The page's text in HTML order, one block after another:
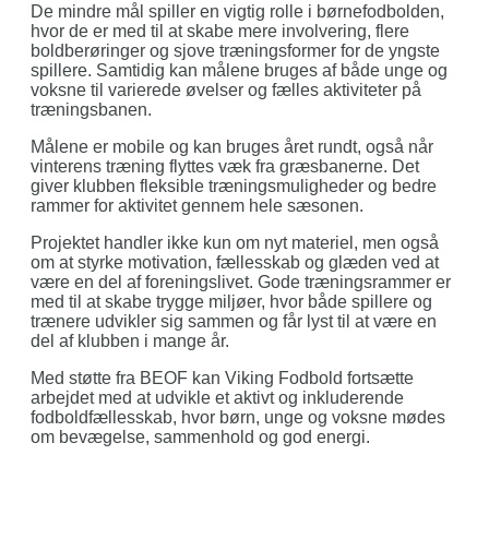
De mindre mål spiller en vigtig rolle i børnefodbolden,
hvor de er med til at skabe mere involvering, flere
boldberøringer og sjove træningsformer for de yngste
spillere. Samtidig kan målene bruges af både unge og
voksne til varierede øvelser og fælles aktiviteter på
træningsbanen.
Målene er mobile og kan bruges året rundt, også når
vinterens træning flyttes væk fra græsbanerne. Det
giver klubben fleksible træningsmuligheder og bedre
rammer for aktivitet gennem hele sæsonen.
Projektet handler ikke kun om nyt materiel, men også
om at styrke motivation, fællesskab og glæden ved at
være en del af foreningslivet. Gode træningsrammer er
med til at skabe trygge miljøer, hvor både spillere og
trænere udvikler sig sammen og får lyst til at være en
del af klubben i mange år.
Med støtte fra BEOF kan Viking Fodbold fortsætte
arbejdet med at udvikle et aktivt og inkluderende
fodboldfællesskab, hvor børn, unge og voksne mødes
om bevægelse, sammenhold og god energi.